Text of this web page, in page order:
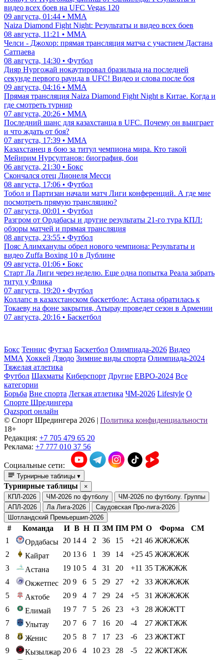
видео всех боев на UFC Vegas 120
09 августа, 01:44 • ММА
Naiza Diamond Fight Night: Результаты и видео всех боев
08 августа, 11:21 • ММА
Челси - Джохор: прямая трансляция матча с участием Дастана
Сатпаева
08 августа, 14:30 • Футбол
Дияр Нургожай нокаутировал бразильца на последней
секунде первого раунда в UFC! Видео и слова после боя
09 августа, 04:16 • ММА
Прямая трансляция Naiza Diamond Fight Night в Китае. Когда и
где смотреть турнир
07 августа, 20:26 • ММА
Последний шанс для казахстанца в UFC. Почему он выиграет
и что ждать от боя?
07 августа, 17:39 • ММА
Казахстанец в бою за титул чемпиона мира. Кто такой
Мейирим Нурсултанов: биография, бои
06 августа, 21:30 • Бокс
Скончался отец Лионеля Месси
08 августа, 17:06 • Футбол
Тобол и Партизан начали матч Лиги конференций. А где мне
посмотреть прямую трансляцию?
07 августа, 00:01 • Футбол
Разгром от Ордабасы и другие результаты 21-го тура КПЛ:
обзоры матчей и прямая трансляция
08 августа, 23:55 • Футбол
Пояс Алимханулы обрел нового чемпиона: Результаты и
видео Zuffa Boxing 10 в Дублине
09 августа, 01:06 • Бокс
Старт Ла Лиги через неделю. Еще одна попытка Реала забрать
титул у Флика
07 августа, 19:20 • Футбол
Коллапс в казахстанском баскетболе: Астана обратилась к
Токаеву на фоне закрытия, Атырау проведет сезон в Армении
07 августа, 20:16 • Баскетбол
Бокс Теннис Футзал Баскетбол Олимпиада-2026 Видео
ММА Хоккей Дзюдо Зимние виды спорта Олимпиада-2024
Тяжелая атлетика
Футбол Шахматы Киберспорт Другие ЕВРО-2024 Все
категории
Борьба Вне спорта Легкая атлетика ЧМ-2026 Lifestyle О
Спорте Шредингера
Qazsport онлайн
© Cпорт Шредингера 2026 | Политика конфиденциальности
18+
Редакция: +7 705 479 65 20
Реклама: +7 777 010 37 56
Социальные сети:
Турнирные таблицы ▾
Турнирные таблицы
×
КПЛ-2026
ЧМ-2026 по футболу
ЧМ-2026 по футболу. Группы
АПЛ-2026
Ла Лига-2026
Саудовская Про-лига-2026
Шотландский Премьершип-2026
# Команда И В Н П ЗМ ПМ РМ О Форма
СМ
1
Ордабасы 20 14 4 2 36 15 +21 46 ЖЖЖЖЖ
2
Кайрат 20 13 6 1 39 14 +25 45 ЖЖЖЖЖ
3
Астана 19 10 5 4 31 20 +11 35 ТЖЖЖЖ
4
Окжетпес 20 9 6 5 29 27 +2 33 ЖЖЖЖЖ
5
Актобе 20 9 4 7 29 24 +5 31 ЖЖЖЖЖ
6
Елимай 19 7 7 5 26 23 +3 28 ЖЖЖТТ
7
Улытау 20 7 6 7 16 20 -4 27 ЖЖТЖЖ
8
Женис 20 5 8 7 17 23 -6 23 ЖЖТЖТ
9
Кызылжар 20 6 4 10 23 28 -5 22 ЖЖТЖЖ